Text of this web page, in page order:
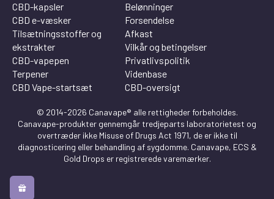
CBD-kapsler
CBD e-væsker
Tilsætningsstoffer og
ekstrakter
CBD-vapepen
Terpener
CBD Vape-startsæt
Belønninger
Forsendelse
Afkast
Vilkår og betingelser
Privatlivspolitik
Videnbase
CBD-oversigt
© 2014-2026 Canavape® alle rettigheder forbeholdes.
Canavape-produkter gennemgår tredjeparts laboratorietest og
overtræder ikke Misuse of Drugs Act 1971, de er ikke til
diagnosticering eller behandling af sygdomme. Canavape, ECS &
Gold Drops er registrerede varemærker.